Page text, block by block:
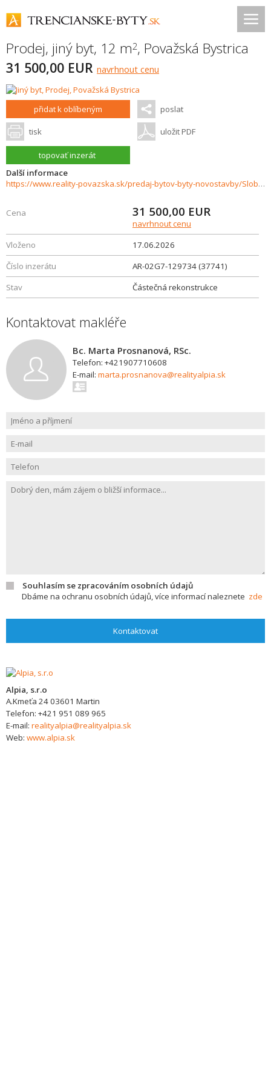
Prodej, jiný byt, 12 m2, Považská Bystrica
31 500,00 EUR navrhnout cenu
přidat k oblíbeným poslat
tisk uložit PDF
topovať inzerát
Další informace
https://www.reality-povazska.sk/predaj-bytov-byty-novostavby/Slobodarka-na-predaj-Povazska-Bystrica-37741/?utm_source=areality&utm_medium=xml&utm_term=37741&utm_content=byt&utm_campaign=portaly
Cena 31 500,00 EUR
navrhnout cenu
Vloženo
17.06.2026
Číslo inzerátu
AR-02G7-129734 (37741)
Stav
Částečná rekonstrukce
Kontaktovat makléře
Bc. Marta Prosnanová, RSc.
Telefon: +421907710608
E-mail: marta.prosnanova@realityalpia.sk
Souhlasím se zpracováním osobních údajů
Dbáme na ochranu osobních údajů, více informací naleznete zde
Kontaktovat
Alpia, s.r.o
A.Kmeťa 2403601 Martin
Telefon: +421 951 089 965
E-mail: realityalpia@realityalpia.sk
Web: www.alpia.sk